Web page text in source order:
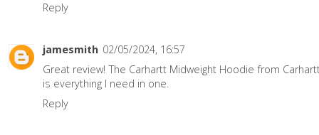
Reply
jamesmith 02/05/2024, 16:57
Great review! The Carhartt Midweight Hoodie from
is everything I need in one.
Reply